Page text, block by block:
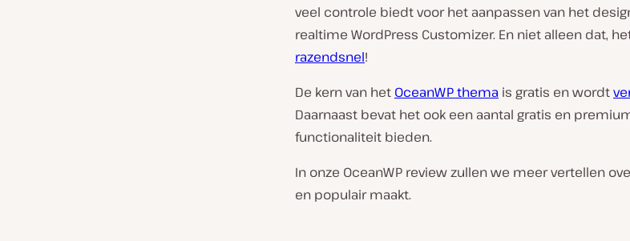
veel controle biedt voor het aanpassen van het
realtime WordPress Customizer. En niet alleen dat,
razendsnel!
De kern van het OceanWP thema is gratis en wordt
Daarnaast bevat het ook een aantal gratis en
functionaliteit bieden.
In onze OceanWP review zullen we meer vertellen
en populair maakt.